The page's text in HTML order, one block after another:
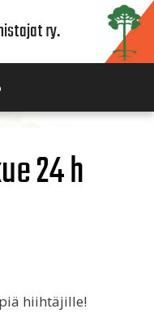
ry.
24 h
hiihtäjille!